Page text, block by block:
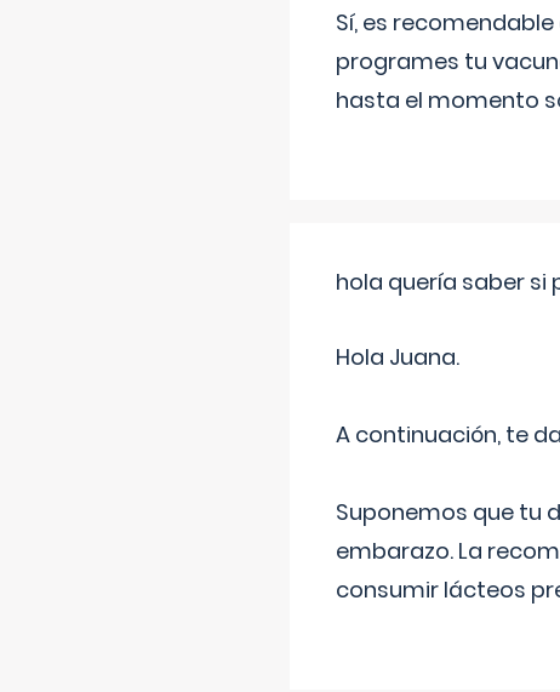
Sí, es
programes tu
hasta el momento
hola quería saber
Hola Juana.
A continuación, te
Suponemos que tu
embarazo. La
consumir lácteos